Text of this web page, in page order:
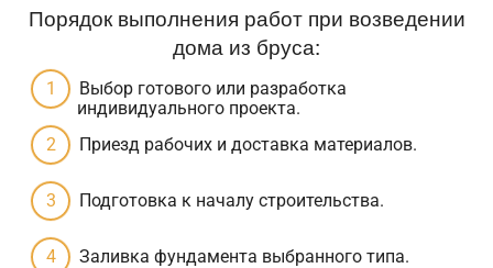
Порядок выполнения работ при возведении
дома из бруса:
Выбор готового или разработка
индивидуального проекта.
Приезд рабочих и доставка материалов.
Подготовка к началу строительства.
Заливка фундамента выбранного типа.